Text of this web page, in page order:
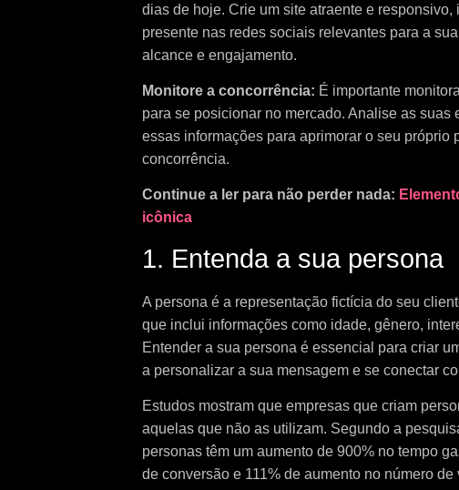
dias de hoje. Crie um site atraente e
presente nas redes sociais relevantes para a
alcance e engajamento.
Monitore a concorrência: É importante
para se posicionar no mercado. Analise as suas
essas informações para aprimorar o seu próprio
concorrência.
Continue a ler para não perder nada:
icônica
1. Entenda a sua persona
A persona é a representação fictícia do seu
que inclui informações como idade, gênero,
Entender a sua persona é essencial para criar
a personalizar a sua mensagem e se conectar
Estudos mostram que empresas que criam
aquelas que não as utilizam. Segundo a
personas têm um aumento de 900% no tempo
de conversão e 111% de aumento no número de